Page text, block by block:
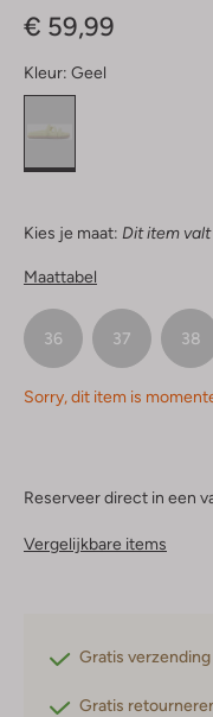
€ 59,99
Kleur: Geel
Kies je maat: Dit item
Maattabel
36 37 38
Sorry, dit item is
Reserveer direct in een
Vergelijkbare items
Gratis verzending
Gratis